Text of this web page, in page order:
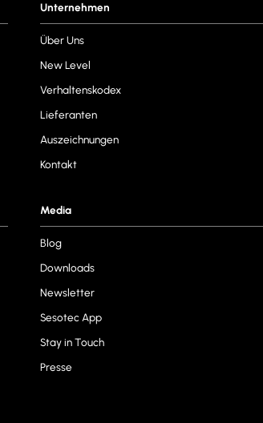
Unternehmen
Über Uns
New Level
Verhaltenskodex
Lieferanten
Auszeichnungen
Kontakt
Media
Blog
Downloads
Newsletter
Sesotec App
Stay in Touch
Presse